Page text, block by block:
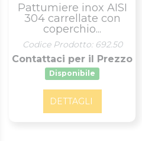
Pattumiere inox AISI
304 carrellate con
coperchio...
Codice Prodotto: 692.50
Contattaci per il Prezzo
Disponibile
DETTAGLI